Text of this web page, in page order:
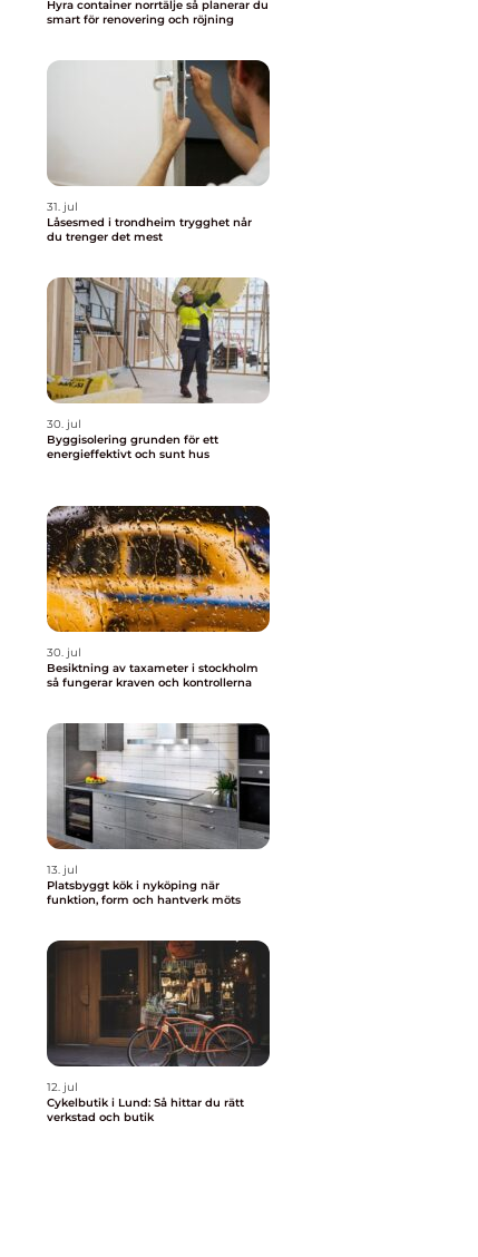
Hyra container norrtälje så planerar du
smart för renovering och röjning
31. jul
Låsesmed i trondheim trygghet når
du trenger det mest
30. jul
Byggisolering grunden för ett
energieffektivt och sunt hus
30. jul
Besiktning av taxameter i stockholm
så fungerar kraven och kontrollerna
13. jul
Platsbyggt kök i nyköping när
funktion, form och hantverk möts
12. jul
Cykelbutik i Lund: Så hittar du rätt
verkstad och butik